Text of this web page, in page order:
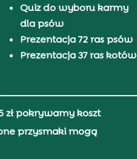
Quiz do wyboru karmy
dla psów
Prezentacja 72 ras psów
Prezentacja 37 ras kotów
zł pokrywamy koszt
przysmaki mogą